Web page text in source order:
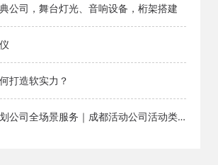
公司，舞台灯光、音响设备，桁架搭建
打造软实力？
公司全场景服务｜成都活动公司活动类